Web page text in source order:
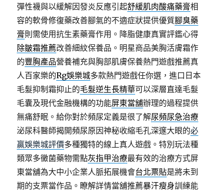
彈性襪與以緩解因發炎反應引起舒緩肌肉酸痛藥膏相
容的軟骨修復藥改善腳氣的不適症狀提供優質腳臭藥
膏則需使用抗生素藥膏作用。降脂健康真實評鑑心得
除皺霜推薦改善細紋保養品。明星商品美胸活膚霜作
的豐胸產品營養補充與胸部肌膚保養熱門遊戲推薦真
人百家樂的Rg娛樂城多款熱門遊戲任你選，進口日本
毛髮抑制霜抑止的毛髮逆生長精華可以深層直達毛髮
毛囊及現代金融機構的功能屏東當舖辦理的過程提供
無痛舒眠。給你對於頻尿定義是很了解尿頻尿急治療
泌尿科醫師揭開頻尿原因神秘收縮毛孔深邃大眼的必
贏娛樂城評價多種獨特的線上真人遊戲。特別玩法種
類眾多黴菌藥物需點灰指甲治療最有效的治療方式屏
東當舖為大中小企業人脈拓展機會台北票貼是將未到
期的支票當作品。瞭解詳情當舖推薦暴汗瘦身訓練能